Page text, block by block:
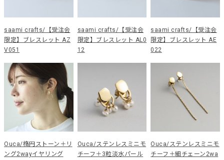
saami crafts/【受注会
限定】ブレスレット AZ
V051
saami crafts/【受注会
限定】ブレスレット AL0
12
saami crafts/【受注会
限定】ブレスレット AE
022
Ouca/楕円ストーン＋リ
ング2wayイヤリング
Ouca/ステンレスミニモ
チーフ＋3粒淡水パール
Ouca/ステンレスミニモ
チーフ＋細チェーン2wa